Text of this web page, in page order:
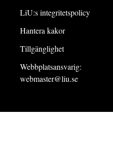
LiU:s integritetspolicy
Hantera kakor
Tillgänglighet
Webbplatsansvarig:
webmaster@liu.se